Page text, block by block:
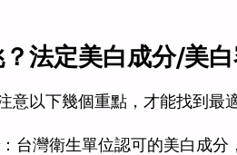
法定美白成分/美
意以下幾個重點，才能找到最
：台灣衛生單位認可的美白成